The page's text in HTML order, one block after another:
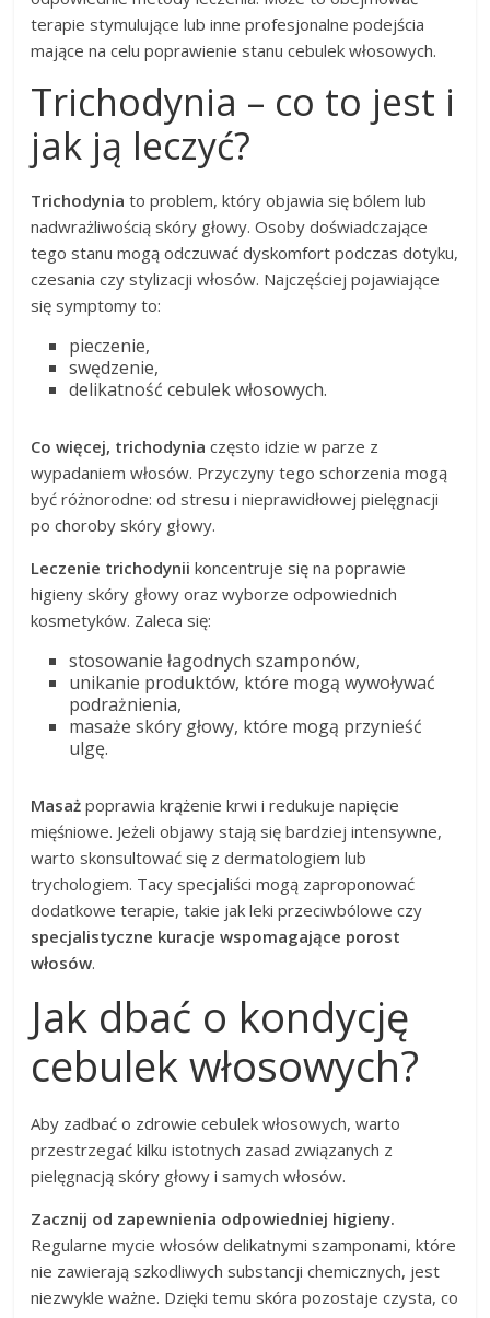
terapie stymulujące lub inne profesjonalne podejścia
mające na celu poprawienie stanu cebulek włosowych.
Trichodynia – co to jest i
jak ją leczyć?
Trichodynia to problem, który objawia się bólem lub
nadwrażliwością skóry głowy. Osoby doświadczające
tego stanu mogą odczuwać dyskomfort podczas dotyku,
czesania czy stylizacji włosów. Najczęściej pojawiające
się symptomy to:
pieczenie,
swędzenie,
delikatność cebulek włosowych.
Co więcej, trichodynia często idzie w parze z
wypadaniem włosów. Przyczyny tego schorzenia mogą
być różnorodne: od stresu i nieprawidłowej pielęgnacji
po choroby skóry głowy.
Leczenie trichodynii koncentruje się na poprawie
higieny skóry głowy oraz wyborze odpowiednich
kosmetyków. Zaleca się:
stosowanie łagodnych szamponów,
unikanie produktów, które mogą wywoływać
podrażnienia,
masaże skóry głowy, które mogą przynieść
ulgę.
Masaż poprawia krążenie krwi i redukuje napięcie
mięśniowe. Jeżeli objawy stają się bardziej intensywne,
warto skonsultować się z dermatologiem lub
trychologiem. Tacy specjaliści mogą zaproponować
dodatkowe terapie, takie jak leki przeciwbólowe czy
specjalistyczne kuracje wspomagające porost
włosów.
Jak dbać o kondycję
cebulek włosowych?
Aby zadbać o zdrowie cebulek włosowych, warto
przestrzegać kilku istotnych zasad związanych z
pielęgnacją skóry głowy i samych włosów.
Zacznij od zapewnienia odpowiedniej higieny.
Regularne mycie włosów delikatnymi szamponami, które
nie zawierają szkodliwych substancji chemicznych, jest
niezwykle ważne. Dzięki temu skóra pozostaje czysta, co